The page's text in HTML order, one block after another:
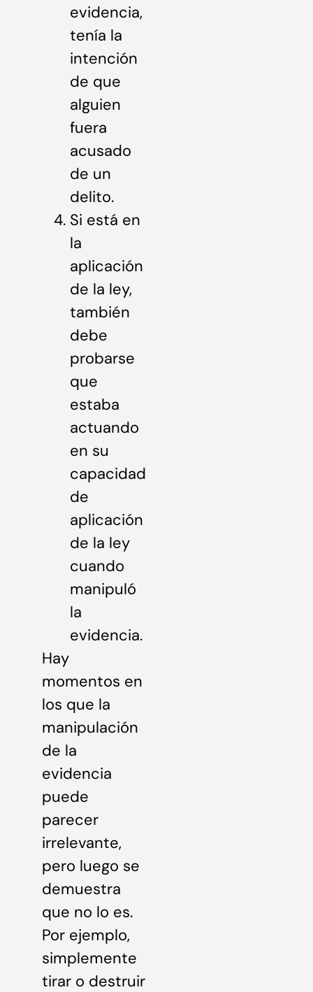
evidencia,
tenía la
intención
de que
alguien
fuera
acusado
de un
delito.
Si está en
la
aplicación
de la ley,
también
debe
probarse
que
estaba
actuando
en su
capacidad
de
aplicación
de la ley
cuando
manipuló
la
evidencia.
Hay
momentos en
los que la
manipulación
de la
evidencia
puede
parecer
irrelevante,
pero luego se
demuestra
que no lo es.
Por ejemplo,
simplemente
tirar o destruir